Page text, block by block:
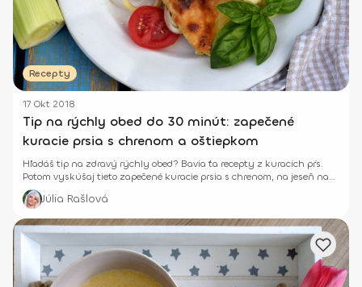
Recepty
17 Okt 2018
Tip na rýchly obed do 30 minút: zapečené
kuracie prsia s chrenom a oštiepkom
Hľadáš tip na zdravý rýchly obed? Bavia ťa recepty z kuracích pŕs.
Potom vyskúšaj tieto zapečené kuracie prsia s chrenom, na jeseň na
posilnenie imunity to najlepšie.
Júlia Rašlová